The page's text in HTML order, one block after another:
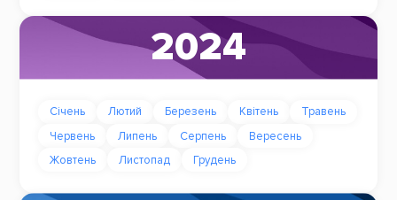
2024
Січень Лютий Березень Квітень
Травень
Червень
Липень Серпень
Вересень
Жовтень
Листопад Грудень